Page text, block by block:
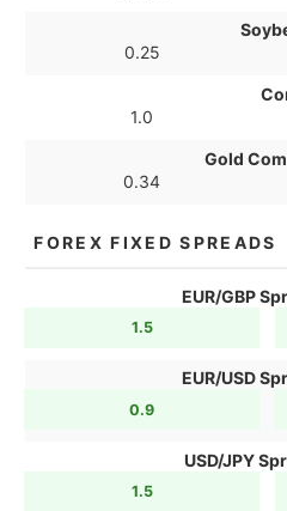
0.25
1.0
Gold
0.34
FOREX FIXED SPREADS
EUR/GBP
1.5
EUR/USD
0.9
USD/JPY
1.5